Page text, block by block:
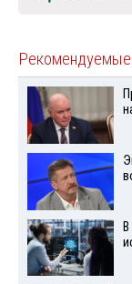
Рекомендуемые